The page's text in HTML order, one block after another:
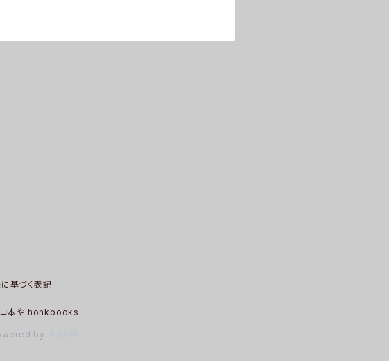
基づく表記
本や honkbooks
by